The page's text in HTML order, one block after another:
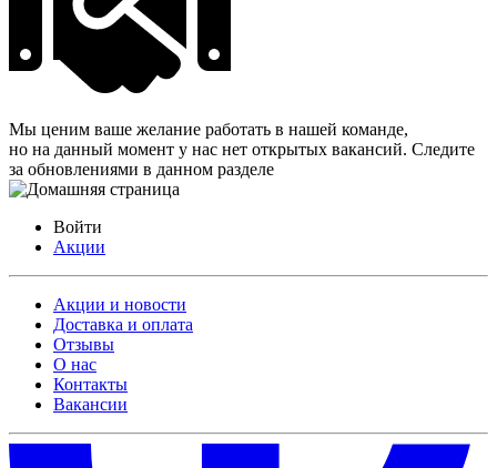
Мы ценим ваше желание работать в нашей команде,
но на данный момент у нас нет открытых вакансий. Следите
за обновлениями в данном разделе
Войти
Акции
Акции и новости
Доставка и оплата
Отзывы
О нас
Контакты
Вакансии